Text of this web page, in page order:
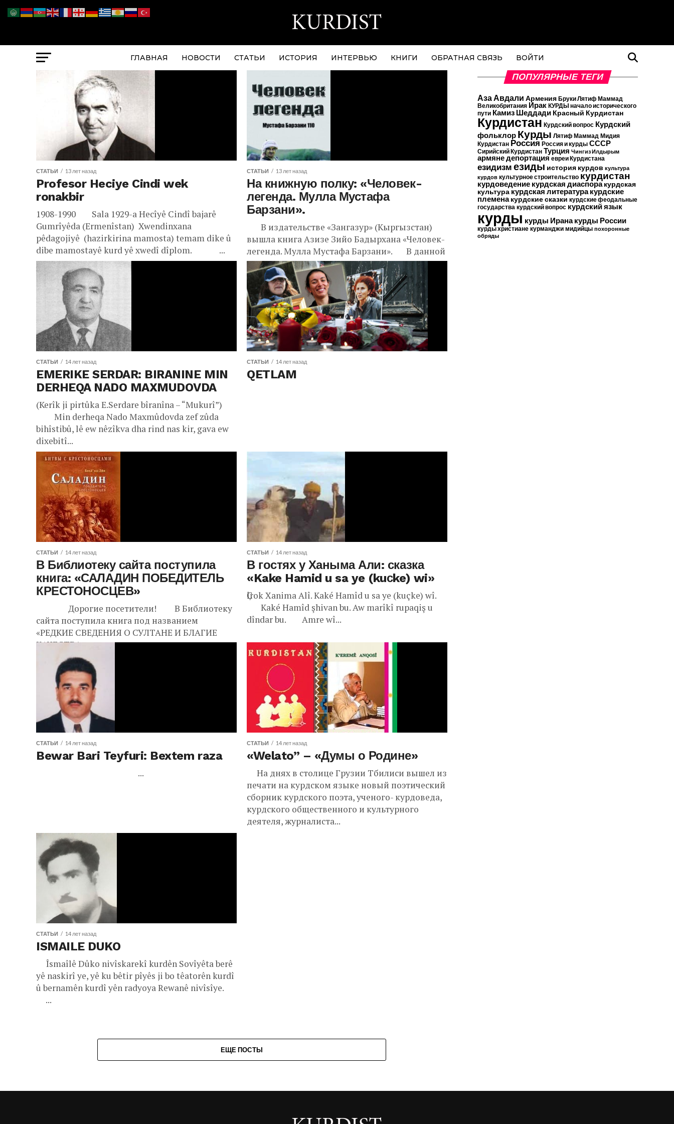
ГЛАВНАЯ НОВОСТИ СТАТЬИ ИСТОРИЯ ИНТЕРВЬЮ КНИГИ ОБРАТНАЯ СВЯЗЬ ВОЙТИ
СТАТЬИ 13 лет назад
Profesor Heciye Cindi wek
ronakbir
1908-1990 Sala 1929-a Hecîyê Cindî bajarê
Gumrîyêda (Ermenîstan) Xwendinxana
pêdagojiyê (hazirkirina mamosta) temam dike û
dibe mamostayê kurd yê xwedî dîplom. ...
СТАТЬИ 13 лет назад
На книжную полку: «Человек-
легенда. Мулла Мустафа
Барзани».
В издательстве «Зангазур» (Кыргызстан)
вышла книга Азизе Зийо Бадырхана «Человек-
легенда. Мулла Мустафа Барзани». В данной
книге исследована жизнь и деятельность
легендарного Барзани...
СТАТЬИ 14 лет назад
EMERIKE SERDAR: BIRANINE MIN
DERHEQA NADO MAXMUDOVDA
(Kerîk ji pirtûka E.Serdare bîranîna – “Mukurî”)
Min derheqa Nado Maxmûdovda zef zûda
bihîstibû, lê ew nêzîkva dha rind nas kir, gava ew
dixebitî...
СТАТЬИ 14 лет назад
QETLAM
СТАТЬИ 14 лет назад
В Библиотеку сайта поступила
книга: «САЛАДИН ПОБЕДИТЕЛЬ
КРЕСТОНОСЦЕВ»
Дорогие посетители! В Библиотеку
сайта поступила книга под названием
«РЕДКИЕ СВЕДЕНИЯ О СУЛТАНЕ И БЛАГИЕ
КАЧЕСТВА...
СТАТЬИ 14 лет назад
В гостях у Ханыма Али: сказка
«Kake Hamid u sa ye (kuсke) wi»
Ҫîrok Xanima Alî. Kaké Hamîd u sa ye (kuçke) wî.
Kaké Hamîd şhivan bu. Aw marîkî rupaqiş u
dîndar bu. Amre wî...
СТАТЬИ 14 лет назад
Bewar Bari Teyfuri: Bextem raza
...
СТАТЬИ 14 лет назад
«Welato” – «Думы о Родине»
На днях в столице Грузии Тбилиси вышел из
печати на курдском языке новый поэтический
сборник курдского поэта, ученого- курдоведа,
курдского общественного и культурного
деятеля, журналиста...
СТАТЬИ 14 лет назад
ISMAILE DUKO
Îsmaîlê Dûko nivîskarekî kurdên Sovîyêta berê
yê naskirî ye, yê ku bêtir pîyês ji bo têatorên kurdî
û bernamên kurdî yên radyoya Rewanê nivîsîye.
...
ЕЩЕ ПОСТЫ
ПОПУЛЯРНЫЕ ТЕГИ
Аза Авдали Армения Бруки Лятиф Маммад
Великобритания Ирак КУРДЫ начало исторического
пути Камиз Шеддади Красный Курдистан
Курдистан Курдский вопрос Курдский
фольклор Курды Лятиф Маммад Мидия
Курдистан Россия Россия и курды СССР
Сирийский Курдистан Турция Чингиз Илдырым
армянедепортация евреи Курдистана
езидизмезиды история курдов культура
курдов культурное строительство курдистан
курдоведение курдская диаспора курдская
культура курдская литература курдские
племена курдские сказки курдские феодальные
государства курдский вопрос курдский язык
курды курды Ирана курды России
курды христиане курманджи мидийцы похоронные
обряды